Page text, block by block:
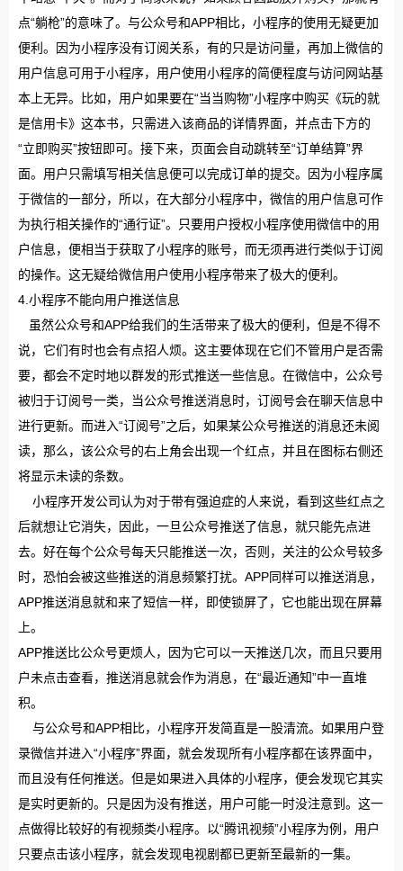
点“躺枪”的意味了。与公众号和APP相比，小程序的使用无疑更加
便利。因为小程序没有订阅关系，有的只是访问量，再加上微信的
用户信息可用于小程序，用户使用小程序的简便程度与访问网站基
本上无异。比如，用户如果要在“当当购物”小程序中购买《玩的就
是信用卡》这本书，只需进入该商品的详情界面，并点击下方的
“立即购买”按钮即可。接下来，页面会自动跳转至“订单结算”界
面。用户只需填写相关信息便可以完成订单的提交。因为小程序属
于微信的一部分，所以，在大部分小程序中，微信的用户信息可作
为执行相关操作的“通行证”。只要用户授权小程序使用微信中的用
户信息，便相当于获取了小程序的账号，而无须再进行类似于订阅
的操作。这无疑给微信用户使用小程序带来了极大的便利。
4.小程序不能向用户推送信息
虽然公众号和APP给我们的生活带来了极大的便利，但是不得不
说，它们有时也会有点招人烦。这主要体现在它们不管用户是否需
要，都会不定时地以群发的形式推送一些信息。在微信中，公众号
被归于订阅号一类，当公众号推送消息时，订阅号会在聊天信息中
进行更新。而进入“订阅号”之后，如果某公众号推送的消息还未阅
读，那么，该公众号的右上角会出现一个红点，并且在图标右侧还
将显示未读的条数。
小程序开发公司认为对于带有强迫症的人来说，看到这些红点之
后就想让它消失，因此，一旦公众号推送了信息，就只能先点进
去。好在每个公众号每天只能推送一次，否则，关注的公众号较多
时，恐怕会被这些推送的消息频繁打扰。APP同样可以推送消息，
APP推送消息就和来了短信一样，即使锁屏了，它也能出现在屏幕
上。
APP推送比公众号更烦人，因为它可以一天推送几次，而且只要用
户未点击查看，推送消息就会作为消息，在“最近通知”中一直堆
积。
与公众号和APP相比，小程序开发简直是一股清流。如果用户登
录微信并进入“小程序”界面，就会发现所有小程序都在该界面中，
而且没有任何推送。但是如果进入具体的小程序，便会发现它其实
是实时更新的。只是因为没有推送，用户可能一时没注意到。这一
点做得比较好的有视频类小程序。以“腾讯视频”小程序为例，用户
只要点击该小程序，就会发现电视剧都已更新至最新的一集。